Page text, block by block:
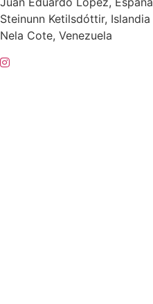
Steinunn Ketilsdóttir, Islandia
Nela Cote, Venezuela